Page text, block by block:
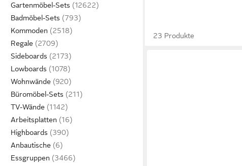
Gartenmöbel-Sets
Badmöbel-Sets
Kommoden
Regale
Sideboards
Lowboards
Wohnwände
Büromöbel-Sets
TV-Wände
Arbeitsplatten
Highboards
Anbautische
Essgruppen
23 Produkte